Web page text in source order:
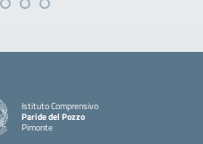
Istituto Comprensivo
Paride del Pozzo
Pimonte